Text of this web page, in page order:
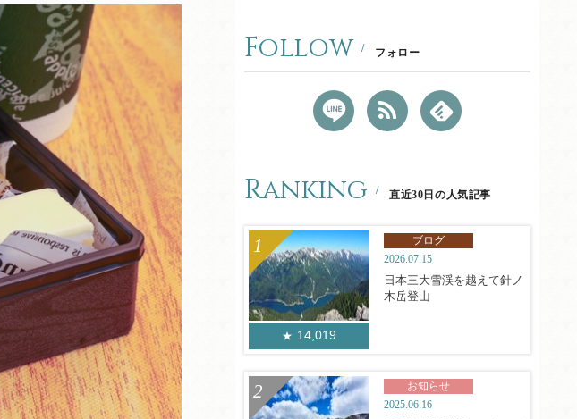
Follow フォロー
Ranking 直近30日の人気記事
14,019
ブログ
2026.07.15
日本三大雪渓を越えて針ノ
木岳登山
お知らせ
2025.06.16